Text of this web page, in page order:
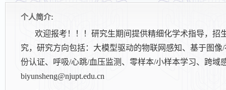
个人简介:
欢迎报考！！！研究生期间提供精细化学术指导，
究，研究方向包括：大模型驱动的物联网感知、基于图
份认证、呼吸/心跳/血压监测、零样本/小样本学习、跨
biyunsheng@njupt.edu.cn